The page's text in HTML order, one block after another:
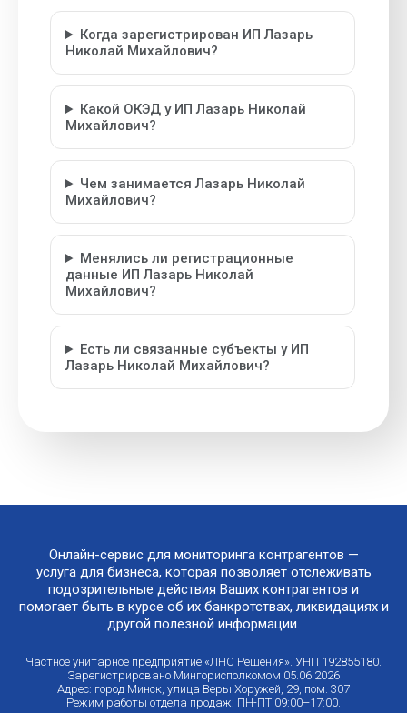
Когда зарегистрирован ИП Лазарь
Николай Михайлович?
Какой ОКЭД у ИП Лазарь Николай
Михайлович?
Чем занимается Лазарь Николай
Михайлович?
Менялись ли регистрационные
данные ИП Лазарь Николай
Михайлович?
Есть ли связанные субъекты у ИП
Лазарь Николай Михайлович?
Онлайн-сервис для мониторинга контрагентов —
услуга для бизнеса, которая позволяет отслеживать
подозрительные действия Ваших контрагентов и
помогает быть в курсе об их банкротствах, ликвидациях и
другой полезной информации.
Частное унитарное предприятие «ЛНС Решения». УНП 192855180.
Зарегистрировано Мингорисполкомом 05.06.2026
Адрес: город Минск, улица Веры Хоружей, 29, пом. 307
Режим работы отдела продаж: ПН-ПТ 09:00–17:00.